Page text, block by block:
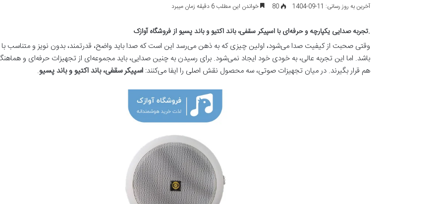
آخرین به روز رسانی: 11-09-1404 80 خواندن این مطلب 6 دقیقه زمان میبرد
.تجربه صدایی یکپارچه و حرفه‌ای با اسپیکر سقفی، باند اکتیو و باند پسیو از فروشگاه آوازک
وقتی صحبت از کیفیت صدا می‌شود، اولین چیزی که به ذهن می‌رسد این است که صدا باید واضح، قدرتمند، بدون نویز و متناسب
باشد. اما این تجربه عالی، به خودی خود ایجاد نمی‌شود. برای رسیدن به چنین صدایی، باید مجموعه‌ای از تجهیزات حرفه‌ای و
هم قرار بگیرند. در میان تجهیزات صوتی، سه محصول نقش اصلی را ایفا می‌کنند:اسپیکر سقفی، باند اکتیو و باند پسیو.